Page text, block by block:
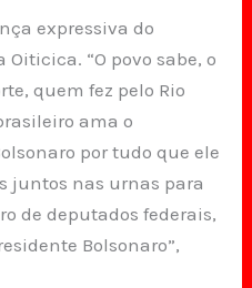
expressiva do
“O povo sabe, o
quem fez pelo Rio
ama o
por tudo que ele
juntos nas urnas para
de deputados federais,
Bolsonaro”,